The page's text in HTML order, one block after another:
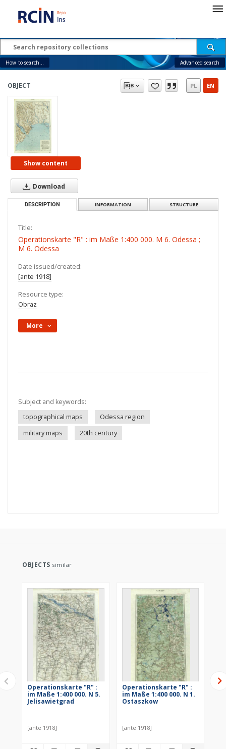
How to search... Advanced search
OBJECT PL EN
Show content
Download
DESCRIPTION INFORMATION STRUCTURE
Title:
Operationskarte "R" : im Maße 1:400 000. M 6. Odessa ;
M 6. Odessa
Date issued/created:
[ante 1918]
Resource type:
Obraz
More
Subject and keywords:
topographical maps
Odessa region
military maps
20th century
OBJECTS similar
Operationskarte "R" :
im Maße 1:400 000. N 5.
Jelisawietgrad
[ante 1918]
Operationskarte "R" :
im Maße 1:400 000. N 1.
Ostaszkow
[ante 1918]